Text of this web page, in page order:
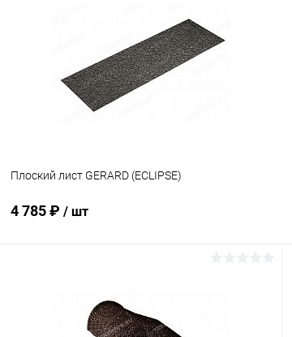
Сравнение
Под заказ
Плоский лист GERARD (ECLIPSE)
4 785 ₽ / шт
Купить в 1 клик